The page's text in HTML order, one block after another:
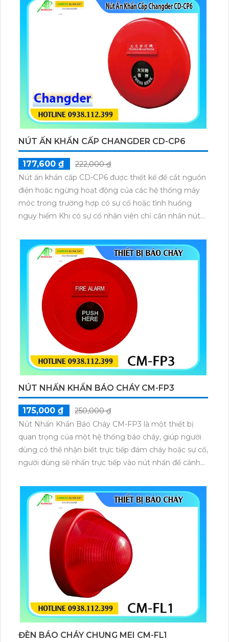
NÚT ẤN KHẨN CẤP CHANGDER CD-CP6
177,600 ₫
222,000 ₫
Nút ấn khẩn cấp CD-CP6 được thiết kế để cắt nguồn
điện hoặc ngừng hoạt động của các hệ thống máy
móc trong trường hợp có sự cố hoặc tình huống
nguy hiểm Khi có sự cố nhân viên chỉ cần nhấn nút
của thiết bị giảm thiểu thiệt hại và nguy hiểm.
NÚT NHẤN KHẨN BÁO CHÁY CM-FP3
175,000 ₫
250,000 ₫
Nút Nhấn Khẩn Báo Cháy CM-FP3 là một thiết bị
quan trọng của một hệ thống báo cháy, giúp người
dùng có thể nhận biết trực tiếp đám cháy hoặc sự cố,
người dùng sẽ nhấn trực tiếp vào nút nhấn để cảnh
cháy
ĐÈN BÁO CHÁY CHUNG MEI CM-FL1